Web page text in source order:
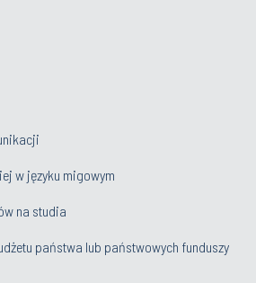
w języku migowym
na studia
państwa lub państwowych funduszy